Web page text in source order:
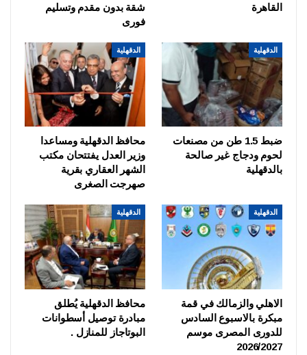
القاهرة
شقة بدون مقدم وتسليم
فورى
الدقهلية
ضبط 1.5 طن من مصنعات
لحوم ودجاج غير صالحة
بالدقهلية
الدقهلية
محافظ الدقهلية ومساعدا
وزير العدل يفتتحان مكتب
الشهر العقاري بقرية
صهرجت الصغرى
الدقهلية
الاهلي والزمالك في قمة
مبكرة بالاسبوع السادس
للدورى المصرى موسم
2026/2027
الدقهلية
محافظ الدقهلية يُطلق
مبادرة توصيل أسطوانات
البوتاجاز للمنازل .